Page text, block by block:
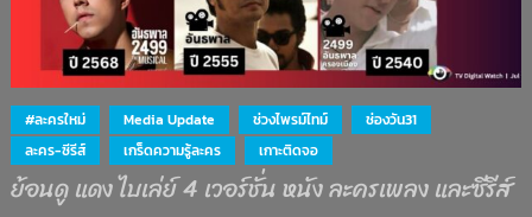
#ละครใหม่ Media Update ช่วงไพรม์ไทม์
ช่องวัน31
ละคร-ซีรีส์
เกร็ดความรู้ละคร เกาะติดจอ
ย้อนดู แดง ไบเล่ย์ 4 เวอร์ชั่น หนัง ละครเพลง และซีรีส์